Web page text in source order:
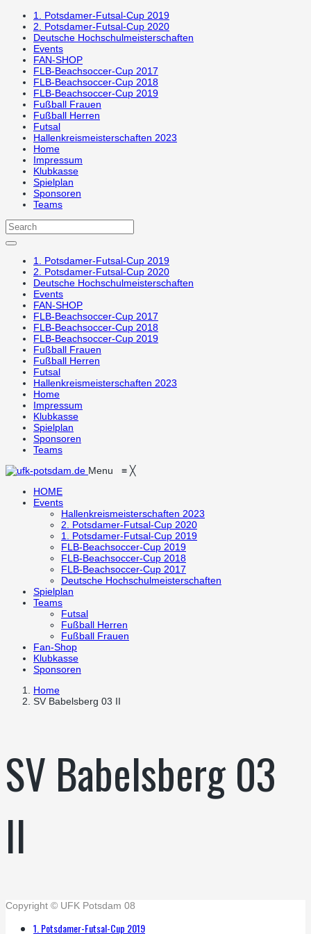
1. Potsdamer-Futsal-Cup 2019
2. Potsdamer-Futsal-Cup 2020
Deutsche Hochschulmeisterschaften
Events
FAN-SHOP
FLB-Beachsoccer-Cup 2017
FLB-Beachsoccer-Cup 2018
FLB-Beachsoccer-Cup 2019
Fußball Frauen
Fußball Herren
Futsal
Hallenkreismeisterschaften 2023
Home
Impressum
Klubkasse
Spielplan
Sponsoren
Teams
1. Potsdamer-Futsal-Cup 2019
2. Potsdamer-Futsal-Cup 2020
Deutsche Hochschulmeisterschaften
Events
FAN-SHOP
FLB-Beachsoccer-Cup 2017
FLB-Beachsoccer-Cup 2018
FLB-Beachsoccer-Cup 2019
Fußball Frauen
Fußball Herren
Futsal
Hallenkreismeisterschaften 2023
Home
Impressum
Klubkasse
Spielplan
Sponsoren
Teams
Menu ≡ ╳
HOME
Events
Hallenkreismeisterschaften 2023
2. Potsdamer-Futsal-Cup 2020
1. Potsdamer-Futsal-Cup 2019
FLB-Beachsoccer-Cup 2019
FLB-Beachsoccer-Cup 2018
FLB-Beachsoccer-Cup 2017
Deutsche Hochschulmeisterschaften
Spielplan
Teams
Futsal
Fußball Herren
Fußball Frauen
Fan-Shop
Klubkasse
Sponsoren
Home
SV Babelsberg 03 II
SV Babelsberg 03
II
Copyright © UFK Potsdam 08
1. Potsdamer-Futsal-Cup 2019